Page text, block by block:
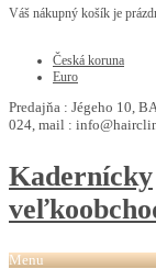
Váš nákupný košík je
Česká koruna
Euro
Predajňa : Jégeho 10,
024, mail :
Kadernícky
Menu